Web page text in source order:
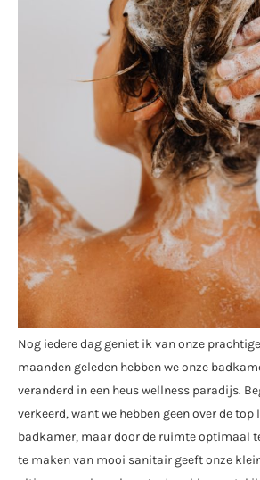
Nog iedere dag geniet ik van onze
maanden geleden hebben we onze
veranderd in een heus wellness paradijs.
verkeerd, want we hebben geen over de top
badkamer, maar door de ruimte optimaal
te maken van mooi sanitair geeft onze